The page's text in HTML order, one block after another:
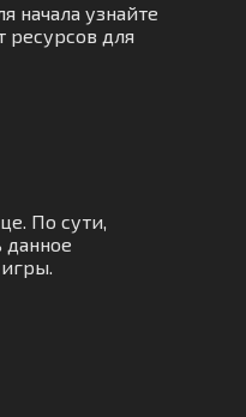
начала узнайте
ресурсов для
По сути,
данное